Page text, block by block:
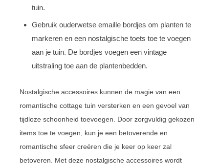
tuin.
Gebruik ouderwetse emaille bordjes om planten te
markeren en een nostalgische toets toe te voegen
aan je tuin. De bordjes voegen een vintage
uitstraling toe aan de plantenbedden.
Nostalgische accessoires kunnen de magie van een
romantische cottage tuin versterken en een gevoel van
tijdloze schoonheid toevoegen. Door zorgvuldig gekozen
items toe te voegen, kun je een betoverende en
romantische sfeer creëren die je keer op keer zal
betoveren. Met deze nostalgische accessoires wordt